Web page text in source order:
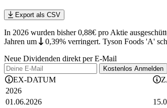
Export als CSV
In 2026 wurden bisher 0,88€ pro Aktie
Jahren um 0,39% verringert. Tyson Foods 'A'
Neue Dividenden direkt per E-Mail
Kostenlos Anmelden
EX-DATUM
2026
01.06.2026